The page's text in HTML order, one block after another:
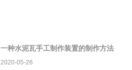
一种水泥瓦手工制作装置的制作方法
2020-05-26